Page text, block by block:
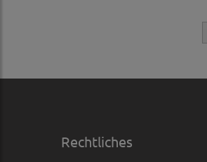
Rechtliches